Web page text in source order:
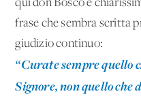
qui don Bosco è
frase che sembra scritta
giudizio continuo:
“Curate sempre quello
Signore, non quello che